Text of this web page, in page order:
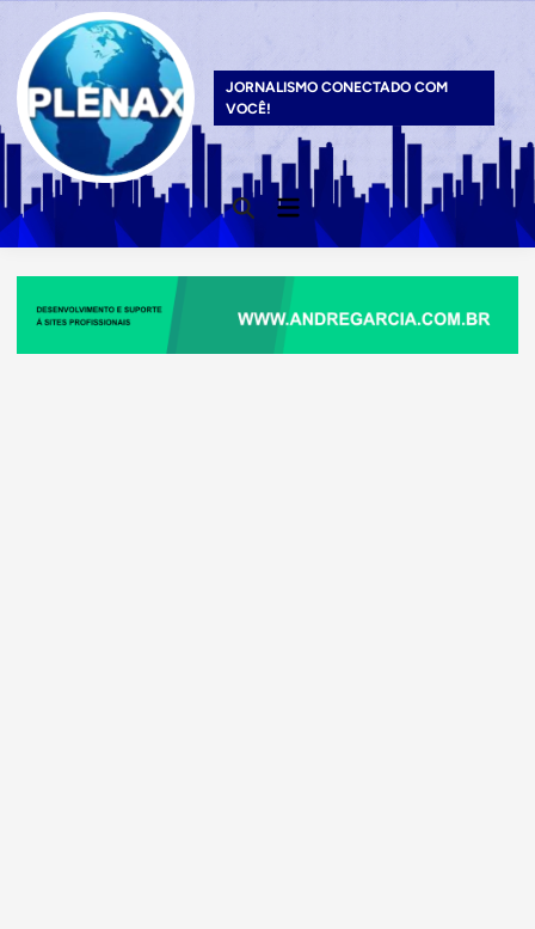
content
JORNALISMO CONECTADO COM
VOCÊ!
Open
Search
Main
Menu